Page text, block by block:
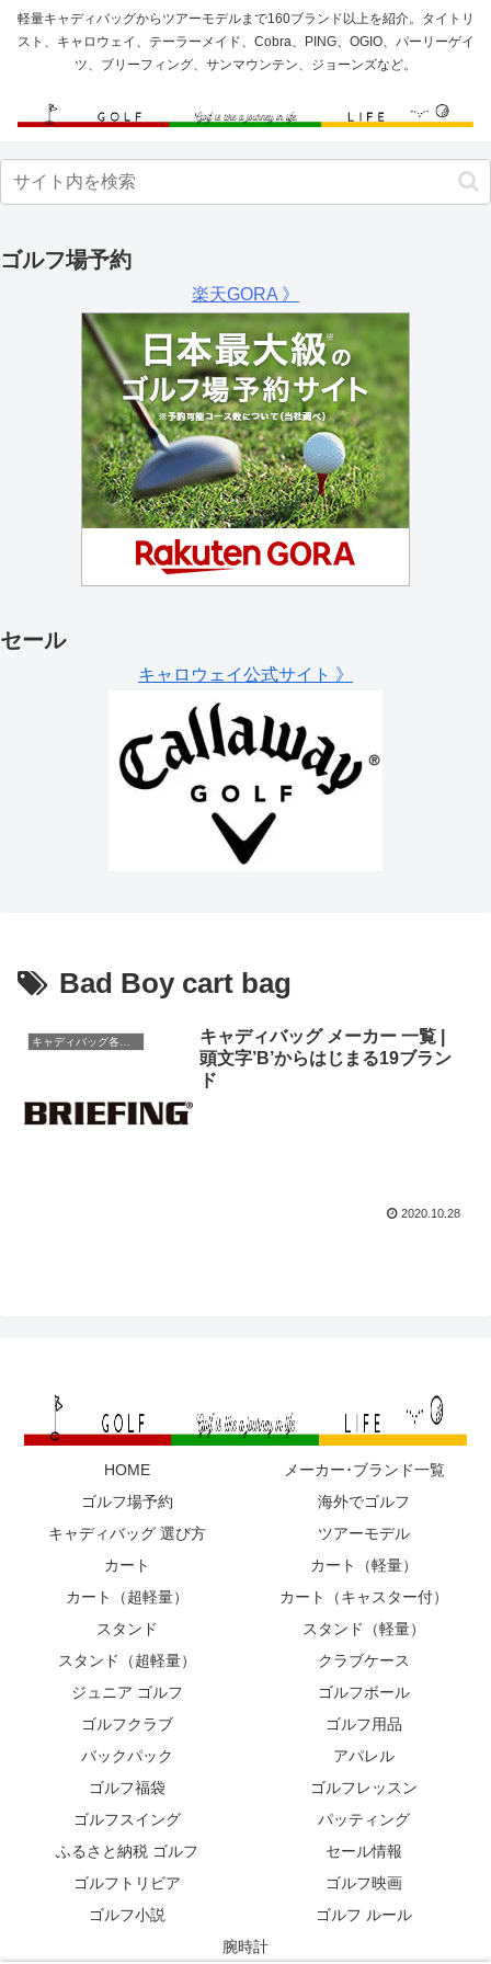
軽量キャディバッグからツアーモデルまで160ブランド以上を紹介。タイトリ
スト、キャロウェイ、テーラーメイド、Cobra、PING、OGIO、パーリーゲイ
ツ、ブリーフィング、サンマウンテン、ジョーンズなど。
ゴルフ場予約
楽天GORA 》
セール
キャロウェイ公式サイト 》
Bad Boy cart bag
キャディバッグ各メーカー
キャディバッグ メーカー 一覧 |
頭文字’B’からはじまる19ブラン
ド
2020.10.28
HOME
メーカー･ブランド一覧
ゴルフ場予約
海外でゴルフ
キャディバッグ 選び方
ツアーモデル
カート
カート（軽量）
カート（超軽量）
カート（キャスター付）
スタンド
スタンド（軽量）
スタンド（超軽量）
クラブケース
ジュニア ゴルフ
ゴルフボール
ゴルフクラブ
ゴルフ用品
バックパック
アパレル
ゴルフ福袋
ゴルフレッスン
ゴルフスイング
パッティング
ふるさと納税 ゴルフ
セール情報
ゴルフトリビア
ゴルフ映画
ゴルフ小説
ゴルフ ルール
腕時計